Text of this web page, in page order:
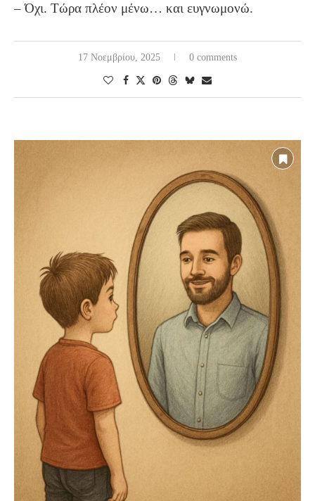
– Όχι. Τώρα πλέον μένω… και ευγνωμονώ.
17 Νοεμβρίου, 2025 0 comments